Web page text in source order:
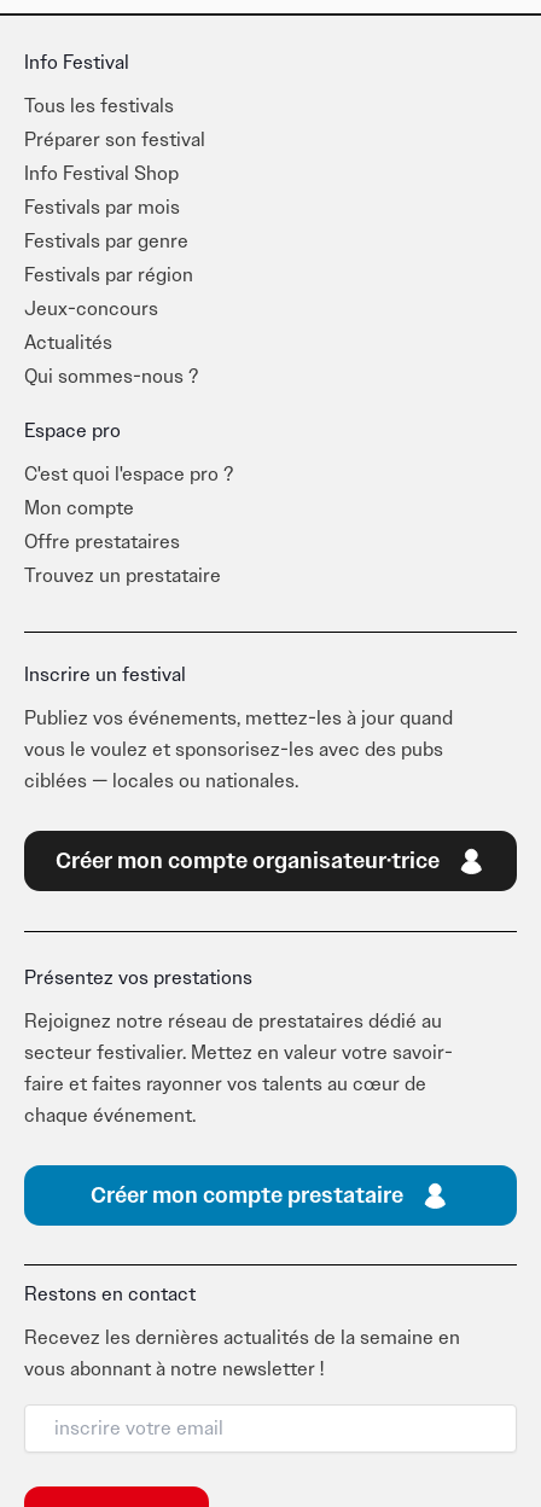
Info Festival
Tous les festivals
Préparer son festival
Info Festival Shop
Festivals par mois
Festivals par genre
Festivals par région
Jeux-concours
Actualités
Qui sommes-nous ?
Espace pro
C'est quoi l'espace pro ?
Mon compte
Offre prestataires
Trouvez un prestataire
Inscrire un festival
Publiez vos événements, mettez-les à jour quand
vous le voulez et sponsorisez-les avec des pubs
ciblées — locales ou nationales.
Créer mon compte organisateur·trice
Présentez vos prestations
Rejoignez notre réseau de prestataires dédié au
secteur festivalier. Mettez en valeur votre savoir-
faire et faites rayonner vos talents au cœur de
chaque événement.
Créer mon compte prestataire
Restons en contact
Recevez les dernières actualités de la semaine en
vous abonnant à notre newsletter !